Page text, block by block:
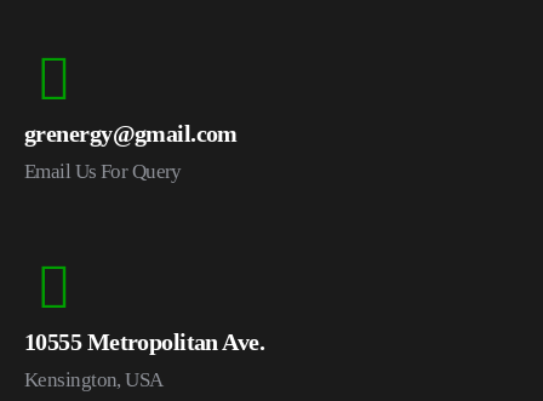
grenergy@gmail.com
Email Us For Query
10555 Metropolitan Ave.
Kensington, USA